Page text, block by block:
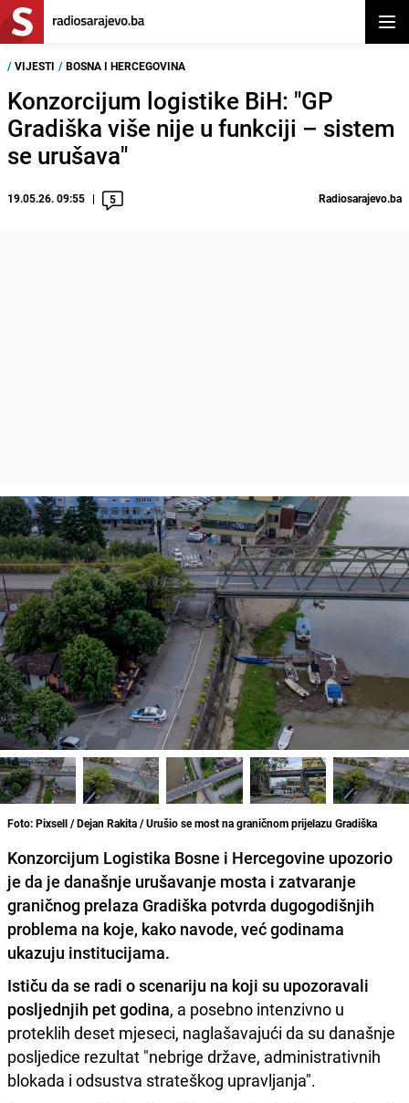
/ VIJESTI / BOSNA I HERCEGOVINA
Konzorcijum logistike BiH: "GP
Gradiška više nije u funkciji – sistem
se urušava"
19.05.26. 09:55 5 Radiosarajevo.ba
Foto: Pixsell / Dejan Rakita / Urušio se most na graničnom prijelazu Gradiška
Konzorcijum Logistika Bosne i Hercegovine upozorio
je da je današnje urušavanje mosta i zatvaranje
graničnog prelaza Gradiška potvrda dugogodišnjih
problema na koje, kako navode, već godinama
ukazuju institucijama.
Ističu da se radi o scenariju na koji su upozoravali
posljednjih pet godina, a posebno intenzivno u
proteklih deset mjeseci, naglašavajući da su današnje
posljedice rezultat "nebrige države, administrativnih
blokada i odsustva strateškog upravljanja".